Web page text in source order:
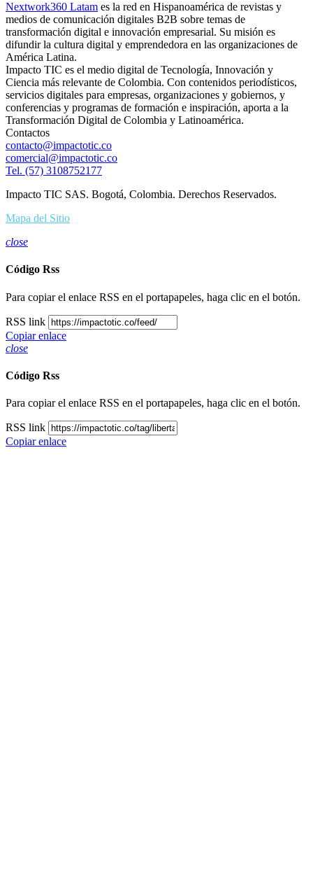
Nextwork360 Latam es la red en Hispanoamérica de revistas y
medios de comunicación digitales B2B sobre temas de
transformación digital e innovación empresarial. Su misión es
difundir la cultura digital y emprendedora en las organizaciones de
América Latina.
Impacto TIC es el medio digital de Tecnología, Innovación y
Ciencia más relevante de Colombia. Con contenidos periodísticos,
servicios digitales para empresas, organizaciones y gobiernos, y
conferencias y programas de formación e inspiración, aporta a la
Transformación Digital de Colombia y Latinoamérica.
Contactos
contacto@impactotic.co
comercial@impactotic.co
Tel. (57) 3108752177
Impacto TIC SAS. Bogotá, Colombia. Derechos Reservados.
Mapa del Sitio
close
Código Rss
Para copiar el enlace RSS en el portapapeles, haga clic en el botón.
RSS link
Copiar enlace
close
Código Rss
Para copiar el enlace RSS en el portapapeles, haga clic en el botón.
RSS link
Copiar enlace